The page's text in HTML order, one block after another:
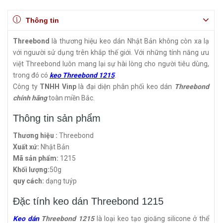
Thông tin
Threebond
là thương hiệu keo dán Nhật Bản không còn xa lạ
với nguười sử dụng trên khắp thế giới. Với những tính năng ưu
việt Threebond luôn mang lại sự hài lòng cho người tiêu dùng,
trong đó có keo Threebond 1215.
Công ty TNHH Vinplà đại diện phân phối keo dán Threebond
chính hãngtoàn miền Bắc.
Thông tin sản phẩm
Thương hiệu : Threebond
Xuất xứ: Nhật Bản
Mã sản phẩm: 1215
Khối lượng:50g
quy cách: dạng tuýp
Đặc tính keo dán Threebond 1215
Keo dánThreebond 1215là loại keo tạo gioăng silicone ở thể